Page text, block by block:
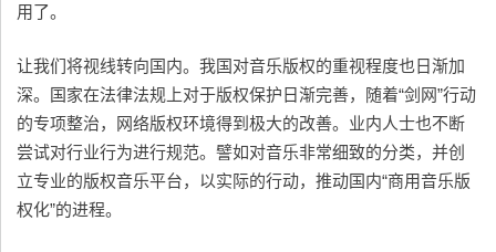
用了。
让我们将视线转向国内。我国对音乐版权的重视程度也日渐加
深。国家在法律法规上对于版权保护日渐完善，随着“剑网”行动
的专项整治，网络版权环境得到极大的改善。业内人士也不断
尝试对行业行为进行规范。譬如对音乐非常细致的分类，并创
立专业的版权音乐平台，以实际的行动，推动国内“商用音乐版
权化”的进程。